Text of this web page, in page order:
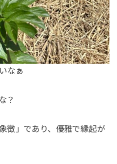
なぁ
？
徴」であり、優雅で縁起が